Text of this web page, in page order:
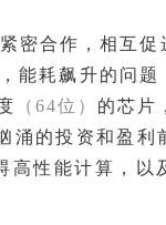
密合作，相互促
能耗飙升的问题
（64位） 的芯片
的投资和盈利
高性能计算，以